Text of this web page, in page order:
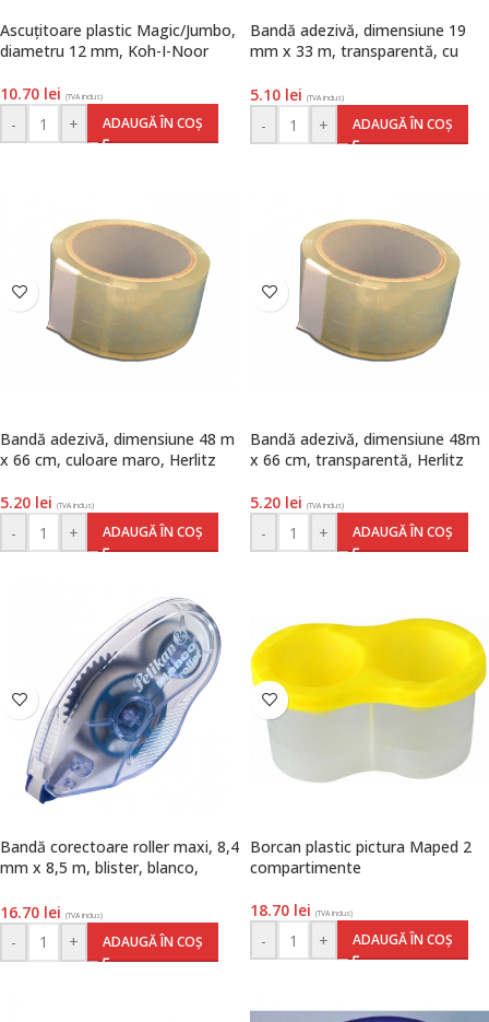
Ascuțitoare plastic Magic/Jumbo,
diametru 12 mm, Koh-I-Noor
10.70 lei (TVA inclus)
- + ADAUGĂ ÎN COȘ
Bandă adezivă, dimensiune 19
mm x 33 m, transparentă, cu
5.10 lei (TVA inclus)
- + ADAUGĂ ÎN COȘ
Bandă adezivă, dimensiune 48 m
x 66 cm, culoare maro, Herlitz
5.20 lei (TVA inclus)
- + ADAUGĂ ÎN COȘ
Bandă adezivă, dimensiune 48m
x 66 cm, transparentă, Herlitz
5.20 lei (TVA inclus)
- + ADAUGĂ ÎN COȘ
Bandă corectoare roller maxi, 8,4
mm x 8,5 m, blister, blanco,
16.70 lei (TVA inclus)
- + ADAUGĂ ÎN COȘ
Borcan plastic pictura Maped 2
compartimente
18.70 lei (TVA inclus)
- + ADAUGĂ ÎN COȘ